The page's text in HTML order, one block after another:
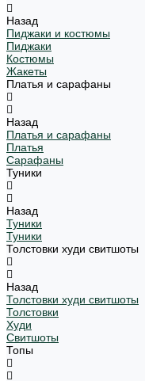
Назад
Пиджаки и костюмы
Пиджаки
Костюмы
Жакеты
Платья и сарафаны
Назад
Платья и сарафаны
Платья
Сарафаны
Туники
Назад
Туники
Туники
Толстовки худи свитшоты
Назад
Толстовки худи свитшоты
Толстовки
Худи
Свитшоты
Топы